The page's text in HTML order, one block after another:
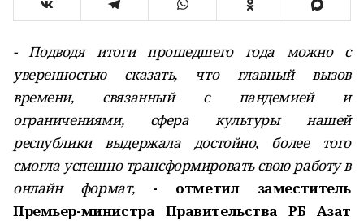
- Подводя итоги прошедшего года можно с
уверенностью сказать, что главный вызов
времени, связанный с пандемией и
ограничениями, сфера культуры нашей
республики выдержала достойно, более того
смогла успешно трансформировать свою работу в
онлайн формат, - отметил заместитель
Премьер-министра Правительства РБ Азат